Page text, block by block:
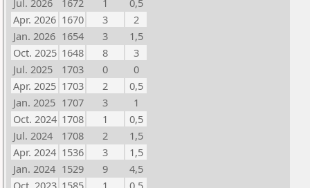
Jul. 2026
1672 1
0,5
Apr. 2026 1670 3
2
Jan. 2026 1654 3
1,5
Oct. 2025 1648 8
3
Jul. 2025
1703 0
0
Apr. 2025 1703 2
0,5
Jan. 2025 1707 3
1
Oct. 2024 1708 1
0,5
Jul. 2024
1708 2
1,5
Apr. 2024 1536 3
1,5
Jan. 2024 1529 9
4,5
Oct. 2023 1585 1
0,5